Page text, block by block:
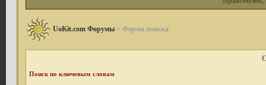
UoKit.com Форумы > Форма поиска
Поиск по ключевым словам